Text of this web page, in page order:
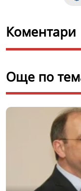
Коментари
Още по